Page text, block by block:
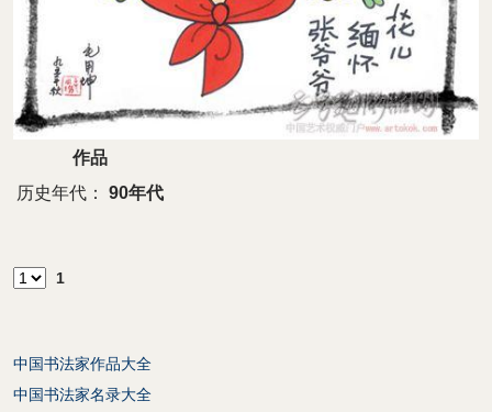
作品
历史年代：
90年代
1
中国书法家作品大全
中国书法家名录大全